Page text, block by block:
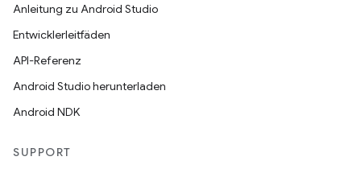
Anleitung zu Android Studio
Entwicklerleitfäden
API-Referenz
Android Studio herunterladen
Android NDK
SUPPORT